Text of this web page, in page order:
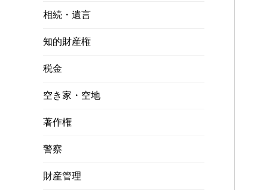
相続・遺言
知的財産権
税金
空き家・空地
著作権
警察
財産管理